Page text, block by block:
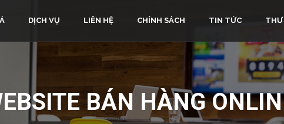
DỊCH VỤ LIÊN HỆ CHÍNH SÁCH TIN TỨC THƯ
BÁN HÀNG